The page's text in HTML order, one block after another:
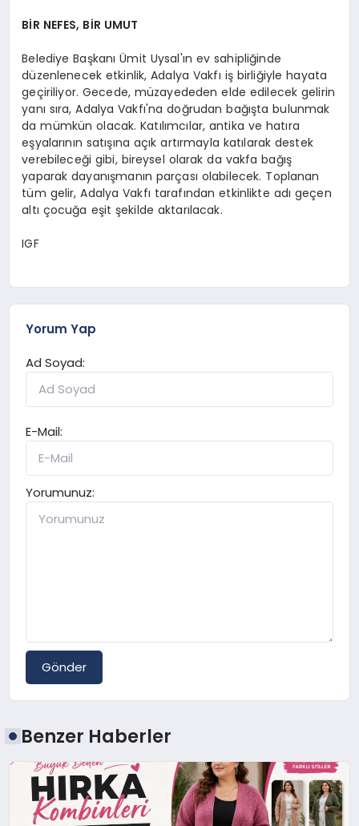
BİR NEFES, BİR UMUT
Belediye Başkanı Ümit Uysal'ın ev sahipliğinde
düzenlenecek etkinlik, Adalya Vakfı iş birliğiyle hayata
geçiriliyor. Gecede, müzayededen elde edilecek gelirin
yanı sıra, Adalya Vakfı'na doğrudan bağışta bulunmak
da mümkün olacak. Katılımcılar, antika ve hatıra
eşyalarının satışına açık artırmayla katılarak destek
verebileceği gibi, bireysel olarak da vakfa bağış
yaparak dayanışmanın parçası olabilecek. Toplanan
tüm gelir, Adalya Vakfı tarafından etkinlikte adı geçen
altı çocuğa eşit şekilde aktarılacak.
IGF
Yorum Yap
Ad Soyad:
E-Mail:
Yorumunuz:
Gönder
Benzer Haberler